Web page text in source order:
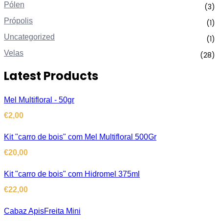
Pólen (3)
Própolis (1)
Uncategorized (1)
Velas (28)
Latest Products
Mel Multifloral - 50gr
€2,00
Kit "carro de bois" com Mel Multifloral 500Gr
€20,00
Kit "carro de bois" com Hidromel 375ml
€22,00
Cabaz ApisFreita Mini